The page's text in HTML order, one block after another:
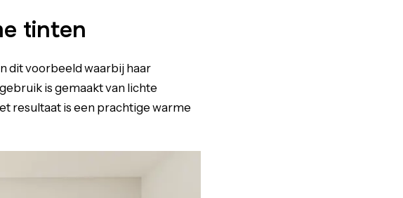
tinten
dit voorbeeld waarbij haar
is gemaakt van lichte
resultaat is een prachtige warme